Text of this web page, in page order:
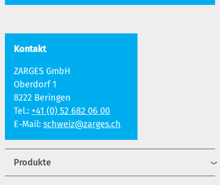
Kontakt
ZARGES GmbH
Oberdorf 1
8222 Beringen
Tel.: +41 (0) 52 682 06 00
E-Mail: schweiz@zarges.ch
Produkte